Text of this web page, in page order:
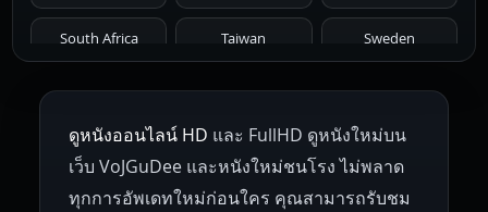
1959 1955
1945 1942 1941 1940 1939
1938 1937 1930 1928 1916
South Africa Taiwan Sweden
Netherlands Russia Poland
Hungary Denmark Bulgaria
Czech Republic Brazil Turkey
ดูหนังออนไลน์ HD และ FullHD ดูหนังใหม่บน
เว็บ VoJGuDee และหนังใหม่ชนโรง ไม่พลาด
ทุกการอัพเดทใหม่ก่อนใคร คุณสามารถรับชม